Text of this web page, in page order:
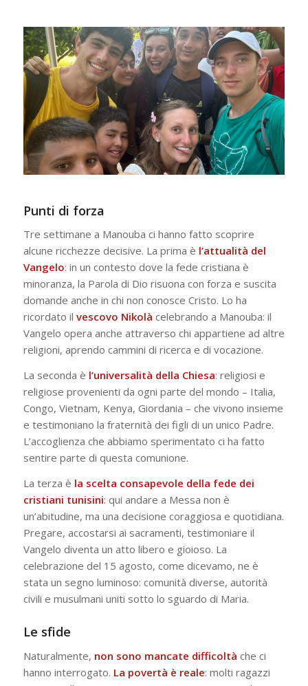
Punti di forza
Tre settimane a Manouba ci hanno fatto scoprire
alcune ricchezze decisive. La prima è l’attualità del
Vangelo: in un contesto dove la fede cristiana è
minoranza, la Parola di Dio risuona con forza e suscita
domande anche in chi non conosce Cristo. Lo ha
ricordato il vescovo Nikolà celebrando a Manouba: il
Vangelo opera anche attraverso chi appartiene ad altre
religioni, aprendo cammini di ricerca e di vocazione.
La seconda è l’universalità della Chiesa: religiosi e
religiose provenienti da ogni parte del mondo – Italia,
Congo, Vietnam, Kenya, Giordania – che vivono insieme
e testimoniano la fraternità dei figli di un unico Padre.
L’accoglienza che abbiamo sperimentato ci ha fatto
sentire parte di questa comunione.
La terza è la scelta consapevole della fede dei
cristiani tunisini: qui andare a Messa non è
un’abitudine, ma una decisione coraggiosa e quotidiana.
Pregare, accostarsi ai sacramenti, testimoniare il
Vangelo diventa un atto libero e gioioso. La
celebrazione del 15 agosto, come dicevamo, ne è
stata un segno luminoso: comunità diverse, autorità
civili e musulmani uniti sotto lo sguardo di Maria.
Le sfide
Naturalmente, non sono mancate difficoltà che ci
hanno interrogato. La povertà è reale: molti ragazzi